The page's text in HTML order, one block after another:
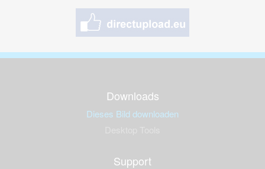
Downloads
Dieses Bild downloaden
Support